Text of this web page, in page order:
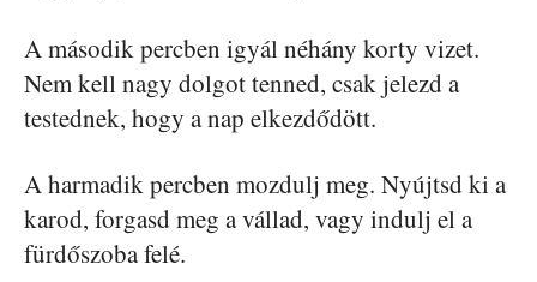
A második percben igyál néhány korty vizet.
Nem kell nagy dolgot tenned, csak jelezd a
testednek, hogy a nap elkezdődött.
A harmadik percben mozdulj meg. Nyújtsd ki a
karod, forgasd meg a vállad, vagy indulj el a
fürdőszoba felé.